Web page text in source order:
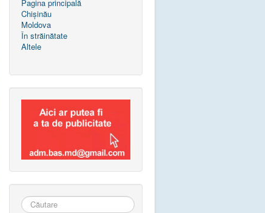
Pagina principală
Chișinău
Moldova
În străinătate
Altele
Căutare